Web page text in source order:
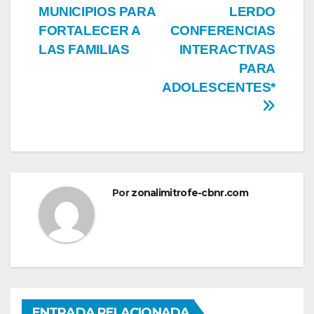
entradas
LERDO
CONFERENCIAS
INTERACTIVAS
PARA
ADOLESCENTES*
MUNICIPIOS PARA
FORTALECER A
LAS FAMILIAS
Porzonalimitrofe-cbnr.com